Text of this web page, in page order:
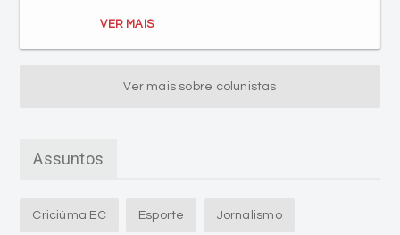
VER MAIS
Ver mais sobre colunistas
Assuntos
Criciúma EC Esporte Jornalismo